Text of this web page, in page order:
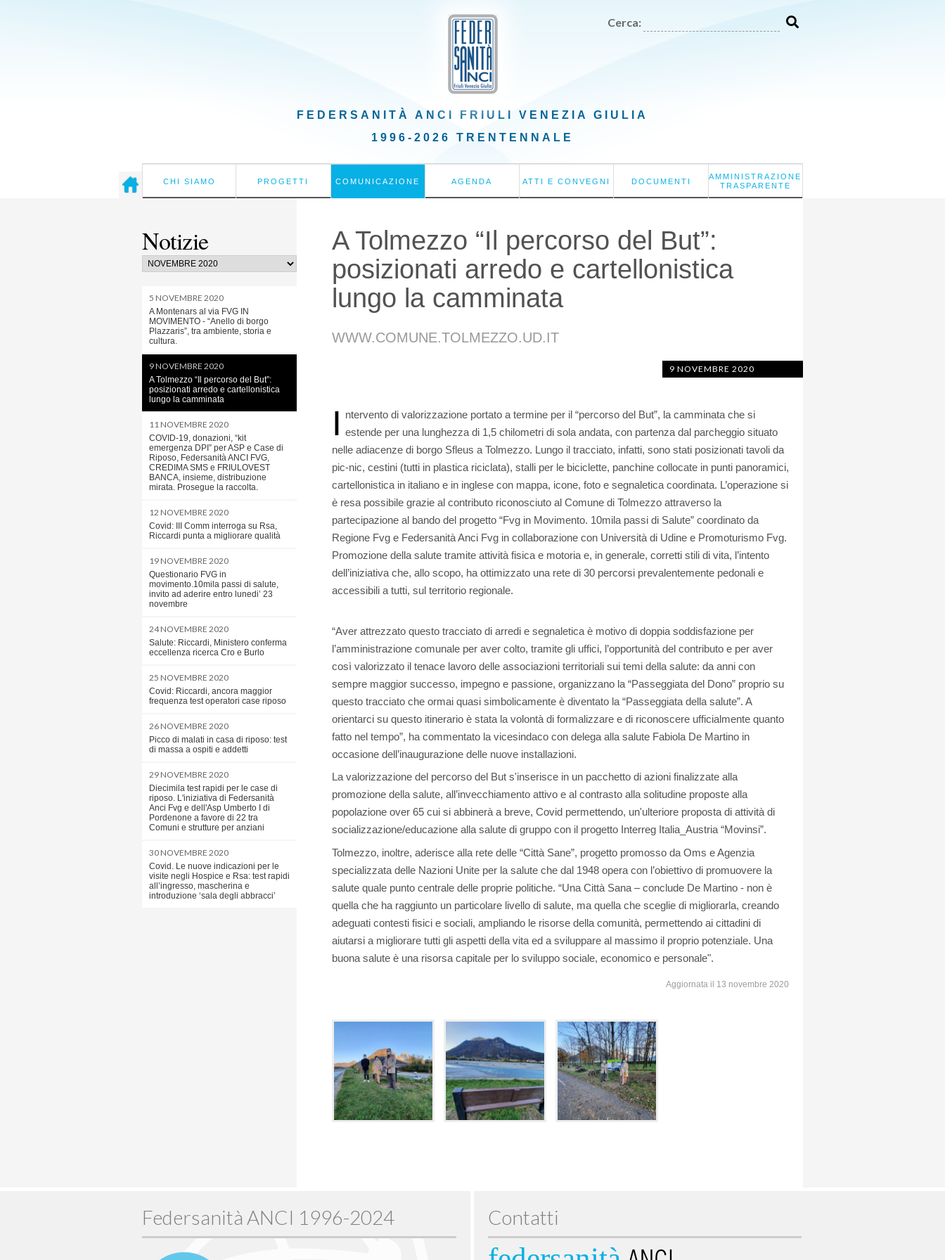
Cerca:
FEDERSANITÀ ANCI FRIULI VENEZIA GIULIA
1996-2026 TRENTENNALE
CHI SIAMO PROGETTI COMUNICAZIONE AGENDA ATTI E CONVEGNI DOCUMENTI
AMMINISTRAZIONE
TRASPARENTE
Notizie
5 NOVEMBRE 2020
A Montenars al via FVG IN
MOVIMENTO - “Anello di borgo
Plazzaris”, tra ambiente, storia e
cultura.
9 NOVEMBRE 2020
A Tolmezzo “Il percorso del But”:
posizionati arredo e cartellonistica
lungo la camminata
11 NOVEMBRE 2020
COVID-19, donazioni, “kit
emergenza DPI” per ASP e Case di
Riposo, Federsanità ANCI FVG,
CREDIMA SMS e FRIULOVEST
BANCA, insieme, distribuzione
mirata. Prosegue la raccolta.
12 NOVEMBRE 2020
Covid: III Comm interroga su Rsa,
Riccardi punta a migliorare qualità
19 NOVEMBRE 2020
Questionario FVG in
movimento.10mila passi di salute,
invito ad aderire entro lunedi’ 23
novembre
24 NOVEMBRE 2020
Salute: Riccardi, Ministero conferma
eccellenza ricerca Cro e Burlo
25 NOVEMBRE 2020
Covid: Riccardi, ancora maggior
frequenza test operatori case riposo
26 NOVEMBRE 2020
Picco di malati in casa di riposo: test
di massa a ospiti e addetti
29 NOVEMBRE 2020
Diecimila test rapidi per le case di
riposo. L'iniziativa di Federsanità
Anci Fvg e dell'Asp Umberto I di
Pordenone a favore di 22 tra
Comuni e strutture per anziani
30 NOVEMBRE 2020
Covid. Le nuove indicazioni per le
visite negli Hospice e Rsa: test rapidi
all’ingresso, mascherina e
introduzione ‘sala degli abbracci’
A Tolmezzo “Il percorso del But”:
posizionati arredo e cartellonistica
lungo la camminata
WWW.COMUNE.TOLMEZZO.UD.IT
9 NOVEMBRE 2020
I ntervento di valorizzazione portato a termine per il “percorso del But”, la camminata che si
estende per una lunghezza di 1,5 chilometri di sola andata, con partenza dal parcheggio situato
nelle adiacenze di borgo Sfleus a Tolmezzo. Lungo il tracciato, infatti, sono stati posizionati tavoli da
pic-nic, cestini (tutti in plastica riciclata), stalli per le biciclette, panchine collocate in punti panoramici,
cartellonistica in italiano e in inglese con mappa, icone, foto e segnaletica coordinata. L’operazione si
è resa possibile grazie al contributo riconosciuto al Comune di Tolmezzo attraverso la
partecipazione al bando del progetto “Fvg in Movimento. 10mila passi di Salute” coordinato da
Regione Fvg e Federsanità Anci Fvg in collaborazione con Università di Udine e Promoturismo Fvg.
Promozione della salute tramite attività fisica e motoria e, in generale, corretti stili di vita, l’intento
dell’iniziativa che, allo scopo, ha ottimizzato una rete di 30 percorsi prevalentemente pedonali e
accessibili a tutti, sul territorio regionale.
“Aver attrezzato questo tracciato di arredi e segnaletica è motivo di doppia soddisfazione per
l’amministrazione comunale per aver colto, tramite gli uffici, l’opportunità del contributo e per aver
così valorizzato il tenace lavoro delle associazioni territoriali sui temi della salute: da anni con
sempre maggior successo, impegno e passione, organizzano la “Passeggiata del Dono” proprio su
questo tracciato che ormai quasi simbolicamente è diventato la “Passeggiata della salute”. A
orientarci su questo itinerario è stata la volontà di formalizzare e di riconoscere ufficialmente quanto
fatto nel tempo”, ha commentato la vicesindaco con delega alla salute Fabiola De Martino in
occasione dell’inaugurazione delle nuove installazioni.
La valorizzazione del percorso del But s'inserisce in un pacchetto di azioni finalizzate alla
promozione della salute, all’invecchiamento attivo e al contrasto alla solitudine proposte alla
popolazione over 65 cui si abbinerà a breve, Covid permettendo, un'ulteriore proposta di attività di
socializzazione/educazione alla salute di gruppo con il progetto Interreg Italia_Austria “Movinsi”.
Tolmezzo, inoltre, aderisce alla rete delle “Città Sane”, progetto promosso da Oms e Agenzia
specializzata delle Nazioni Unite per la salute che dal 1948 opera con l’obiettivo di promuovere la
salute quale punto centrale delle proprie politiche. “Una Città Sana – conclude De Martino - non è
quella che ha raggiunto un particolare livello di salute, ma quella che sceglie di migliorarla, creando
adeguati contesti fisici e sociali, ampliando le risorse della comunità, permettendo ai cittadini di
aiutarsi a migliorare tutti gli aspetti della vita ed a sviluppare al massimo il proprio potenziale. Una
buona salute è una risorsa capitale per lo sviluppo sociale, economico e personale".
Aggiornata il 13 novembre 2020
Federsanità ANCI 1996-2024 Contatti